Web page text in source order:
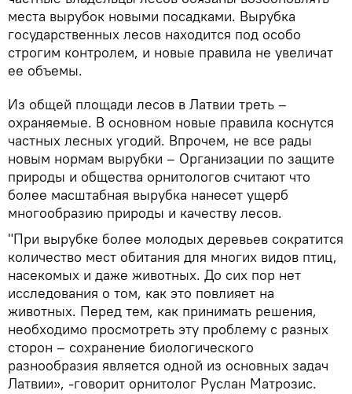
места вырубок новыми посадками. Вырубка
государственных лесов находится под особо
строгим контролем, и новые правила не увеличат
ее объемы.
Из общей площади лесов в Латвии треть –
охраняемые. В основном новые правила коснутся
частных лесных угодий. Впрочем, не все рады
новым нормам вырубки – Организации по защите
природы и общества орнитологов считают что
более масштабная вырубка нанесет ущерб
многообразию природы и качеству лесов.
"При вырубке более молодых деревьев сократится
количество мест обитания для многих видов птиц,
насекомых и даже животных. До сих пор нет
исследования о том, как это повлияет на
животных. Перед тем, как принимать решения,
необходимо просмотреть эту проблему с разных
сторон – сохранение биологического
разнообразия является одной из основных задач
Латвии», -говорит орнитолог Руслан Матрозис.